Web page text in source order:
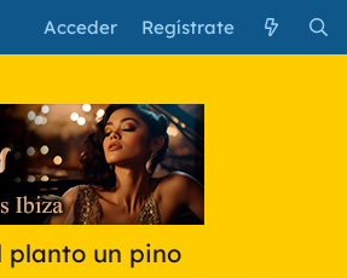
Acceder Regístrate
planto un pino